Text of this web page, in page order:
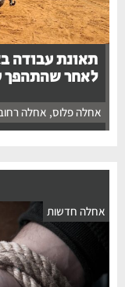
תאונת עבודה
לאחר שהתהפך
אחלה פלוס, אחלה
אחלה חדשות